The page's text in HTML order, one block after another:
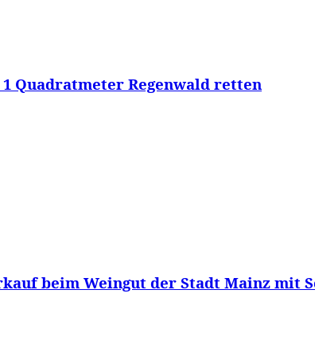
Quadratmeter Regenwald retten
beim Weingut der Stadt Mainz mit